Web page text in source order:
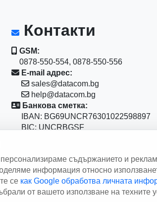
Контакти
GSM:
0878-550-554, 0878-550-556
E-mail адрес:
sales@datacom.bg
help@datacom.bg
Банкова сметка:
IBAN: BG69UNCR76301022598897
BIC: UNCRBGSF
бул."Васил Левски" 111
персонализираме съдържанието и
информация относно
се как Google обработва личната
от вашето използване на техните